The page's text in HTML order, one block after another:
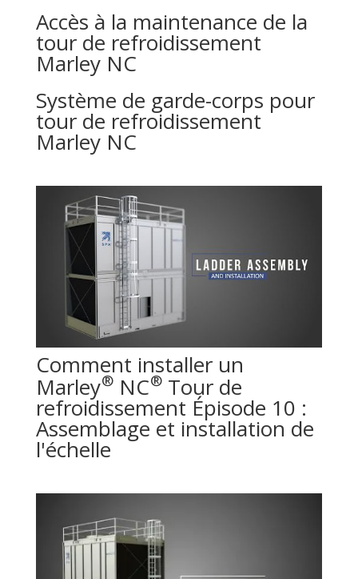
Accès à la maintenance de la
tour de refroidissement
Marley NC
Système de garde-corps pour
tour de refroidissement
Marley NC
Comment installer un
Marley®NC®Tour de
refroidissement Épisode 10 :
Assemblage et installation de
l'échelle